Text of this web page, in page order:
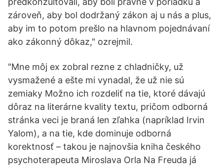
zároveň, aby bol dodržaný zákon aj u nás a plus,
aby im to potom prešlo na hlavnom pojednávaní
ako zákonný dôkaz," ozrejmil.
"Mne môj ex zobral rezne z chladničky, už
vysmažené a ešte mi vynadal, že už nie sú
zemiaky Možno ich rozdeliť na tie, ktoré dávajú
dôraz na literárne kvality textu, pričom odborná
stránka veci je braná len zľahka (napríklad Irvin
Yalom), a na tie, kde dominuje odborná
korektnosť – takou je najnovšia kniha českého
psychoterapeuta Miroslava Orla Na Freuda já